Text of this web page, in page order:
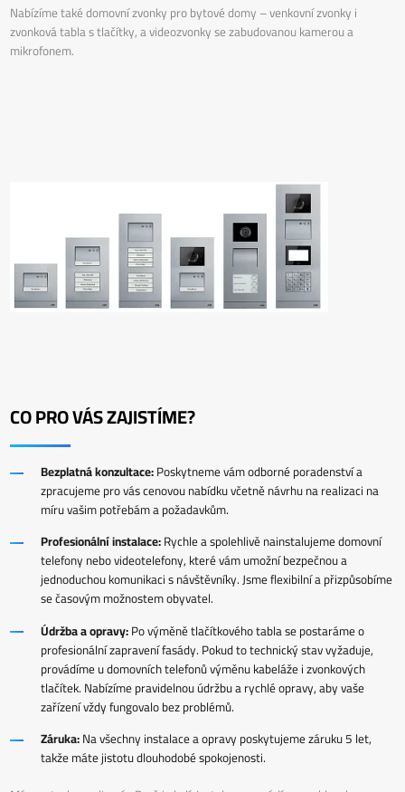
Nabízíme také domovní zvonky pro bytové domy – venkovní zvonky i
zvonková tabla s tlačítky, a videozvonky se zabudovanou kamerou a
mikrofonem.
CO PRO VÁS ZAJISTÍME?
Bezplatná konzultace:Poskytneme vám odborné poradenství a
zpracujeme pro vás cenovou nabídku včetně návrhu na realizaci na
míru vašim potřebám a požadavkům.
Profesionální instalace:Rychle a spolehlivě nainstalujeme domovní
telefony nebo videotelefony, které vám umožní bezpečnou a
jednoduchou komunikaci s návštěvníky. Jsme flexibilní a přizpůsobíme
se časovým možnostem obyvatel.
Údržba a opravy:Po výměně tlačítkového tabla se postaráme o
profesionální zapravení fasády. Pokud to technický stav vyžaduje,
provádíme u domovních telefonů výměnu kabeláže i zvonkových
tlačítek. Nabízíme pravidelnou údržbu a rychlé opravy, aby vaše
zařízení vždy fungovalo bez problémů.
Záruka:Na všechny instalace a opravy poskytujeme záruku 5 let,
takže máte jistotu dlouhodobé spokojenosti.